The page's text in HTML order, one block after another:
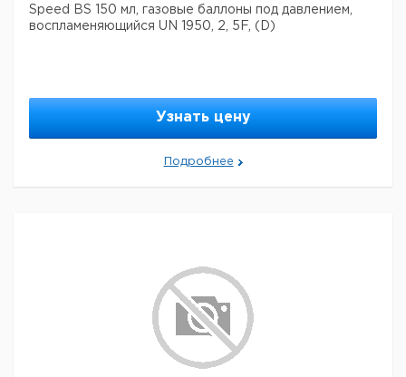
Speed BS 150 мл, газовые баллоны под давлением,
воспламеняющийся UN 1950, 2, 5F, (D)
Узнать цену
Подробнее